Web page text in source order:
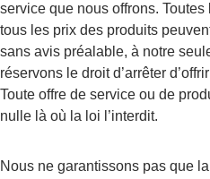
service que nous offrons.
tous les prix des produits
sans avis préalable, à notre
réservons le droit d’arrêter
Toute offre de service ou de
nulle là où la loi l’interdit.
Nous ne garantissons pas que